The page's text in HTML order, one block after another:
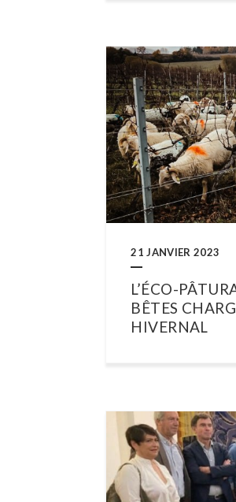
21 JANVIER 2023
L’ÉCO-
BÊTES
HIVERNAL